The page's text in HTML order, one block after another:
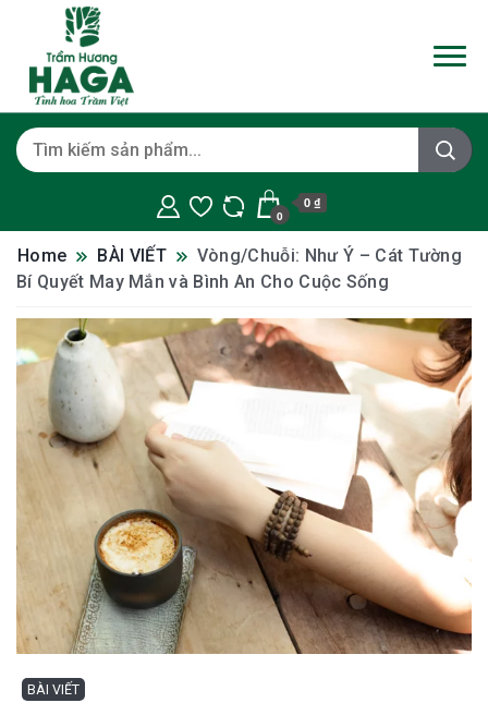
0
0 ₫
Home BÀI VIẾT
Vòng/Chuỗi: Như Ý – Cát Tường
Bí Quyết May Mắn và Bình An Cho Cuộc Sống
BÀI VIẾT